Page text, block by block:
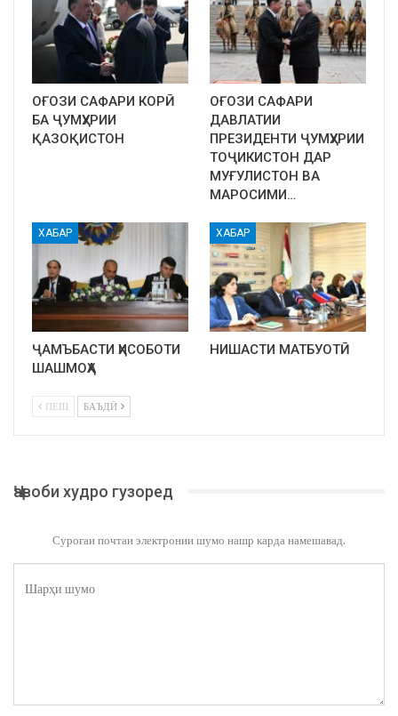
ОҒОЗИ САФАРИ КОРӢ
БА ҶУМҲУРИИ
ҚАЗОҚИСТОН
ОҒОЗИ САФАРИ
ДАВЛАТИИ
ПРЕЗИДЕНТИ ҶУМҲУРИИ
ТОҶИКИСТОН ДАР
МУҒУЛИСТОН ВА
МАРОСИМИ…
ХАБАР
ҶАМЪБАСТИ ҲИСОБОТИ
ШАШМОҲА
ХАБАР
НИШАСТИ МАТБУОТӢ
ПЕШ БАЪДӢ
Ҷавоби худро гузоред
Суроғаи почтаи электронии шумо нашр карда намешавад.